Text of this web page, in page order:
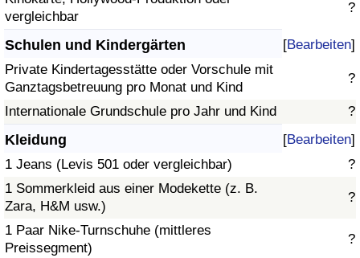
vergleichbar
?
Schulen und Kindergärten [Bearbeiten]
Private Kindertagesstätte oder Vorschule mit
Ganztagsbetreuung pro Monat und Kind
?
Internationale Grundschule pro Jahr und Kind ?
Kleidung [Bearbeiten]
1 Jeans (Levis 501 oder vergleichbar)
?
1 Sommerkleid aus einer Modekette (z. B.
Zara, H&M usw.)
?
1 Paar Nike-Turnschuhe (mittleres
Preissegment)
?